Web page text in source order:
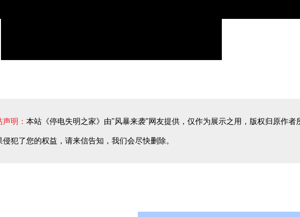
声明： 本站《停电失明之家》由"风暴来袭"网友提供，仅作为展示之用，版权归原作者
侵犯了您的权益，请来信告知，我们会尽快删除。